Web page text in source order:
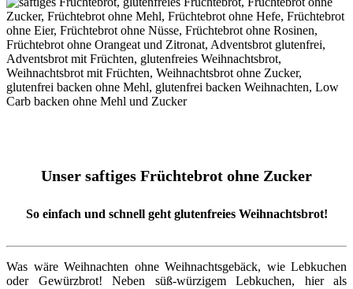
Unser saftiges Früchtebrot ohne Zucker
So einfach und schnell geht glutenfreies Weihnachtsbrot!
Was wäre Weihnachten ohne Weihnachtsgebäck, wie Lebkuchen
oder Gewürzbrot! Neben süß-würzigem Lebkuchen, hier als